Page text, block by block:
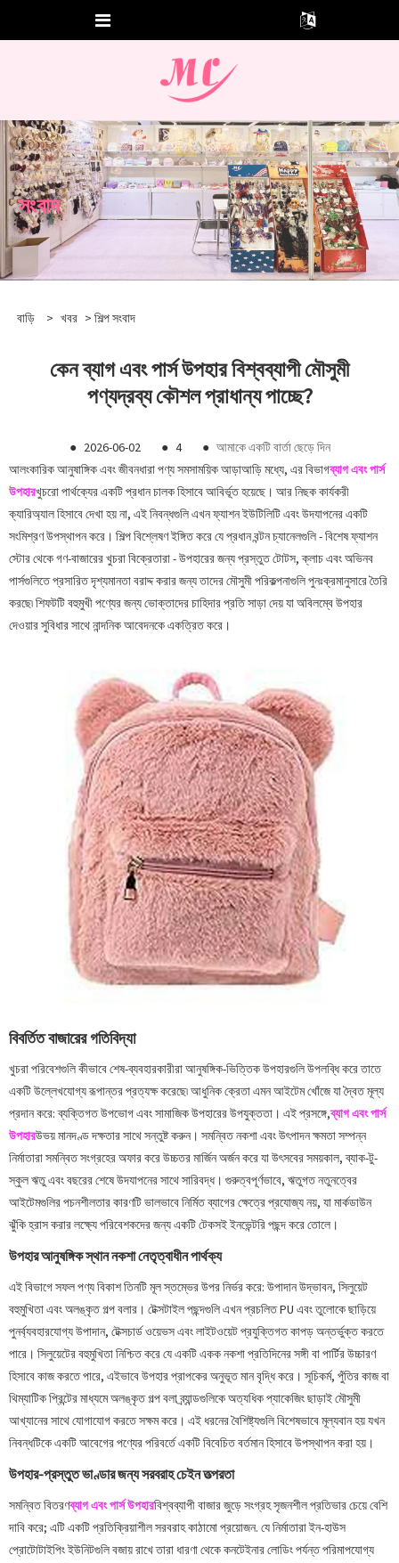
সংবাদ
বাড়ি > খবর > শিল্প সংবাদ
কেন ব্যাগ এবং পার্স উপহার বিশ্বব্যাপী মৌসুমী
পণ্যদ্রব্য কৌশল প্রাধান্য পাচ্ছে?
● 2026-06-02 ● 4 ● আমাকে একটি বার্তা ছেড়ে দিন
আলংকারিক আনুষাঙ্গিক এবং জীবনধারা পণ্য সমসাময়িক আড়াআড়ি মধ্যে, এর বিভাগব্যাগ এবং পার্স
উপহারখুচরো পার্থক্যের একটি প্রধান চালক হিসাবে আবির্ভূত হয়েছে। আর নিছক কার্যকরী
ক্যারিঅ্যাল হিসাবে দেখা হয় না, এই নিবন্ধগুলি এখন ফ্যাশন ইউটিলিটি এবং উদযাপনের একটি
সংমিশ্রণ উপস্থাপন করে। শিল্প বিশ্লেষণ ইঙ্গিত করে যে প্রধান বন্টন চ্যানেলগুলি - বিশেষ ফ্যাশন
স্টোর থেকে গণ-বাজারের খুচরা বিক্রেতারা - উপহারের জন্য প্রস্তুত টোটস, ক্লাচ এবং অভিনব
পার্সগুলিতে প্রসারিত দৃশ্যমানতা বরাদ্দ করার জন্য তাদের মৌসুমী পরিকল্পনাগুলি পুনঃক্রমানুসারে তৈরি
করছে৷ শিফটটি বহুমুখী পণ্যের জন্য ভোক্তাদের চাহিদার প্রতি সাড়া দেয় যা অবিলম্বে উপহার
দেওয়ার সুবিধার সাথে নান্দনিক আবেদনকে একত্রিত করে।
বিবর্তিত বাজারের গতিবিদ্যা
খুচরা পরিবেশগুলি কীভাবে শেষ-ব্যবহারকারীরা আনুষঙ্গিক-ভিত্তিক উপহারগুলি উপলব্ধি করে তাতে
একটি উল্লেখযোগ্য রূপান্তর প্রত্যক্ষ করেছে৷ আধুনিক ক্রেতা এমন আইটেম খোঁজে যা দ্বৈত মূল্য
প্রদান করে: ব্যক্তিগত উপভোগ এবং সামাজিক উপহারের উপযুক্ততা। এই প্রসঙ্গে,ব্যাগ এবং পার্স
উপহারউভয় মানদণ্ড দক্ষতার সাথে সন্তুষ্ট করুন। সমন্বিত নকশা এবং উৎপাদন ক্ষমতা সম্পন্ন
নির্মাতারা সমন্বিত সংগ্রহের অফার করে উচ্চতর মার্জিন অর্জন করে যা উৎসবের সময়কাল, ব্যাক-টু-
স্কুল ঋতু এবং বছরের শেষে উদযাপনের সাথে সারিবদ্ধ। গুরুত্বপূর্ণভাবে, ঋতুগত নতুনত্বের
আইটেমগুলির পচনশীলতার কারণটি ভালভাবে নির্মিত ব্যাগের ক্ষেত্রে প্রযোজ্য নয়, যা মার্কডাউন
ঝুঁকি হ্রাস করার লক্ষ্যে পরিবেশকদের জন্য একটি টেকসই ইনভেন্টরি পছন্দ করে তোলে।
উপহার আনুষঙ্গিক স্থান নকশা নেতৃত্বাধীন পার্থক্য
এই বিভাগে সফল পণ্য বিকাশ তিনটি মূল স্তম্ভের উপর নির্ভর করে: উপাদান উদ্ভাবন, সিলুয়েট
বহুমুখিতা এবং অলঙ্কৃত গল্প বলার। টেক্সটাইল পছন্দগুলি এখন প্রচলিত PU এবং তুলোকে ছাড়িয়ে
পুনর্ব্যবহারযোগ্য উপাদান, টেক্সচার্ড ওয়েভস এবং লাইটওয়েট প্রযুক্তিগত কাপড় অন্তর্ভুক্ত করতে
পারে। সিলুয়েটের বহুমুখিতা নিশ্চিত করে যে একটি একক নকশা প্রতিদিনের সঙ্গী বা পার্টির উচ্চারণ
হিসাবে কাজ করতে পারে, এইভাবে উপহার প্রাপকের অনুভূত মান বৃদ্ধি করে। সূচিকর্ম, পুঁতির কাজ বা
থিম্যাটিক প্রিন্টের মাধ্যমে অলঙ্কৃত গল্প বলা ব্র্যান্ডগুলিকে অত্যধিক প্যাকেজিং ছাড়াই মৌসুমী
আখ্যানের সাথে যোগাযোগ করতে সক্ষম করে। এই ধরনের বৈশিষ্ট্যগুলি বিশেষভাবে মূল্যবান হয় যখন
নিবন্ধটিকে একটি আবেগের পণ্যের পরিবর্তে একটি বিবেচিত বর্তমান হিসাবে উপস্থাপন করা হয়।
উপহার-প্রস্তুত ভাণ্ডার জন্য সরবরাহ চেইন তত্পরতা
সমন্বিত বিতরণব্যাগ এবং পার্স উপহারবিশ্বব্যাপী বাজার জুড়ে সংগ্রহ সৃজনশীল প্রতিভার চেয়ে বেশি
দাবি করে; এটি একটি প্রতিক্রিয়াশীল সরবরাহ কাঠামো প্রয়োজন. যে নির্মাতারা ইন-হাউস
প্রোটোটাইপিং ইউনিটগুলি বজায় রাখে তারা ধারণা থেকে কনটেইনার লোডিং পর্যন্ত পরিমাপযোগ্য